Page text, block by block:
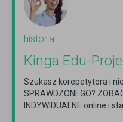
historia
Kinga Edu-
Szukasz korepetytora i
SPRAWDZONEGO?
INDYWIDUALNE online i